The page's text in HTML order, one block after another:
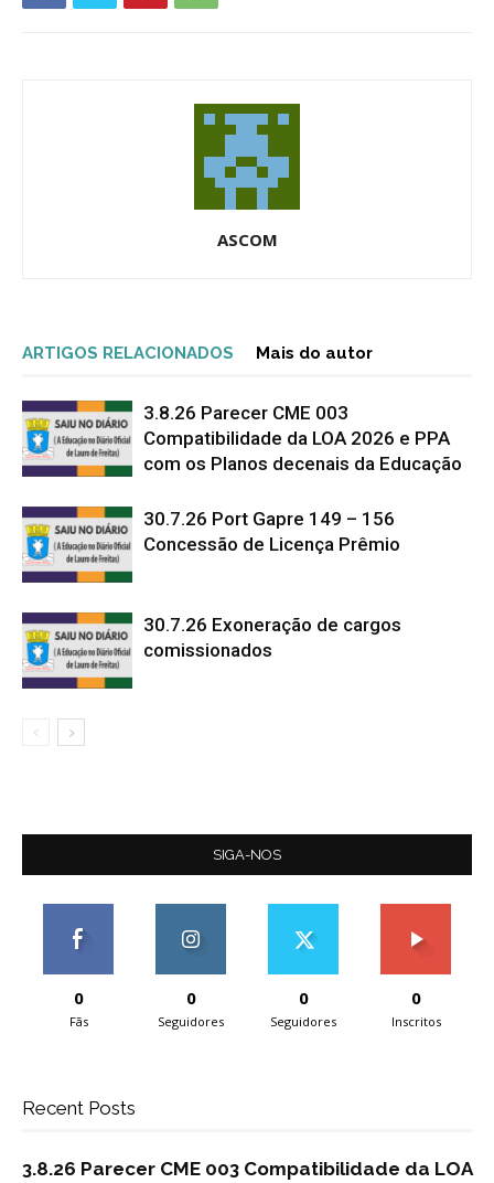
ASCOM
ARTIGOS RELACIONADOS Mais do autor
3.8.26 Parecer CME 003
Compatibilidade da LOA 2026 e PPA
com os Planos decenais da Educação
30.7.26 Port Gapre 149 – 156
Concessão de Licença Prêmio
30.7.26 Exoneração de cargos
comissionados
SIGA-NOS
0
Fãs
0
Seguidores
0
Seguidores
0
Inscritos
Recent Posts
3.8.26 Parecer CME 003 Compatibilidade da LOA